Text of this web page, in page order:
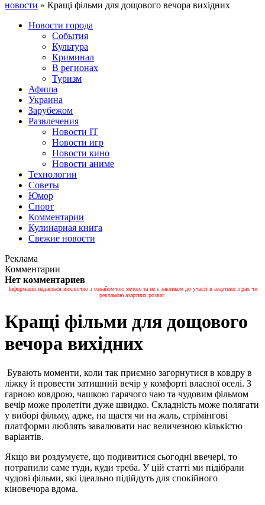
новости » Кращі фільми для дощового вечора вихідних
Новости города
События
Культура
Криминал
В регионах
Туризм
Афиша
Украина
Зарубежом
Развлечения
Новости IT
Новости игр
Новости кино
Новости аниме
Технологии
Советы
Юмор
Спорт
Комментарии
Кулинарная книга
Свежие новости
Реклама
Комментарии
Нет комментариев
Інформація надається виключно з ознайомчою метою та не є закликом до участі в азартних іграх чи
рекламою азартних розваг.
Кращі фільми для дощового
вечора вихідних
Бувають моменти, коли так приємно загорнутися в ковдру в
ліжку й провести затишний вечір у комфорті власної оселі. З
гарною ковдрою, чашкою гарячого чаю та чудовим фільмом
вечір може пролетіти дуже швидко. Складність може полягати
у виборі фільму, адже, на щастя чи на жаль, стрімінгові
платформи люблять завалювати нас величезною кількістю
варіантів.
Якщо ви роздумуєте, що подивитися сьогодні ввечері, то
потрапили саме туди, куди треба. У цій статті ми підібрали
чудові фільми, які ідеально підійдуть для спокійного
кіновечора вдома.